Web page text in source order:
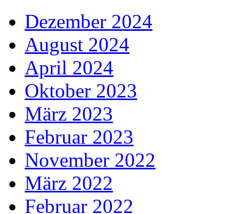
Dezember 2024
August 2024
April 2024
Oktober 2023
März 2023
Februar 2023
November 2022
März 2022
Februar 2022